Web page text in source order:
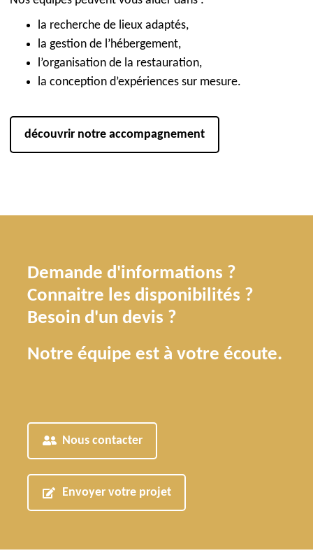
la recherche de lieux adaptés,
la gestion de l’hébergement,
l’organisation de la restauration,
la conception d’expériences sur mesure.
découvrir notre accompagnement
Demande d'informations ?
Connaitre les disponibilités ?
Besoin d'un devis ?
Notre équipe est à votre écoute.
Nous contacter
Envoyer votre projet